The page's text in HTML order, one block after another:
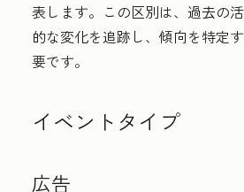
表します。この区別は、過去の
的な変化を追跡し、傾向を特定
要です。
イベントタイプ
広告